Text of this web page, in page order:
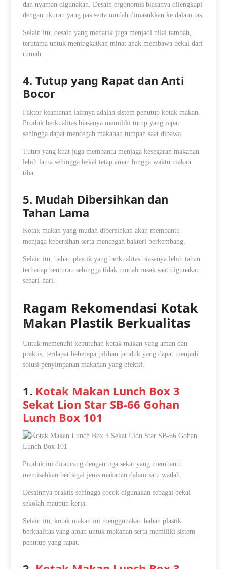
dan nyaman digunakan. Desain ergonomis biasanya dilengkapi
dengan ukuran yang pas serta mudah dimasukkan ke dalam tas.
Selain itu, desain yang menarik juga menjadi nilai tambah,
terutama untuk meningkatkan minat anak membawa bekal dari
rumah.
4. Tutup yang Rapat dan Anti
Bocor
Faktor keamanan lainnya adalah sistem penutup kotak makan.
Produk berkualitas biasanya memiliki tutup yang rapat
sehingga dapat mencegah makanan tumpah saat dibawa.
Tutup yang kuat juga membantu menjaga kesegaran makanan
lebih lama sehingga bekal tetap aman hingga waktu makan
tiba.
5. Mudah Dibersihkan dan
Tahan Lama
Kotak makan yang mudah dibersihkan akan membantu
menjaga kebersihan serta mencegah bakteri berkembang.
Selain itu, bahan plastik yang berkualitas biasanya lebih tahan
terhadap benturan sehingga tidak mudah rusak saat digunakan
sehari-hari.
Ragam Rekomendasi Kotak
Makan Plastik Berkualitas
Untuk memenuhi kebutuhan kotak makan yang aman dan
praktis, terdapat beberapa pilihan produk yang dapat menjadi
solusi penyimpanan makanan yang efektif.
1. Kotak Makan Lunch Box 3
Sekat Lion Star SB-66 Gohan
Lunch Box 101
Produk ini dirancang dengan tiga sekat yang membantu
memisahkan berbagai jenis makanan dalam satu wadah.
Desainnya praktis sehingga cocok digunakan sebagai bekal
sekolah maupun kerja.
Selain itu, kotak makan ini menggunakan bahan plastik
berkualitas yang aman untuk makanan serta memiliki sistem
penutup yang rapat.